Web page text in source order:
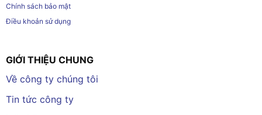
Chính sách bảo mật
Điều khoản sử dụng
GIỚI THIỆU CHUNG
Về công ty chúng tôi
Tin tức công ty